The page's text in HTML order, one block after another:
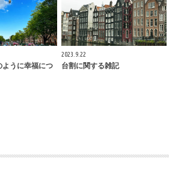
ように幸福につ
2023.9.22
台割に関する雑記